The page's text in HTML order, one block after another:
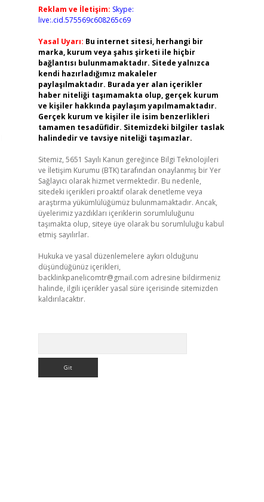
Reklam ve İletişim: Skype:
live:.cid.575569c608265c69
Yasal Uyarı: Bu internet sitesi, herhangi bir
marka, kurum veya şahıs şirketi ile hiçbir
bağlantısı bulunmamaktadır. Sitede yalnızca
kendi hazırladığımız makaleler
paylaşılmaktadır. Burada yer alan içerikler
haber niteliği taşımamakta olup, gerçek kurum
ve kişiler hakkında paylaşım yapılmamaktadır.
Gerçek kurum ve kişiler ile isim benzerlikleri
tamamen tesadüfidir. Sitemizdeki bilgiler taslak
halindedir ve tavsiye niteliği taşımazlar.
Sitemiz, 5651 Sayılı Kanun gereğince Bilgi Teknolojileri
ve İletişim Kurumu (BTK) tarafından onaylanmış bir Yer
Sağlayıcı olarak hizmet vermektedir. Bu nedenle,
sitedeki içerikleri proaktif olarak denetleme veya
araştırma yükümlülüğümüz bulunmamaktadır. Ancak,
üyelerimiz yazdıkları içeriklerin sorumluluğunu
taşımakta olup, siteye üye olarak bu sorumluluğu kabul
etmiş sayılırlar.
Hukuka ve yasal düzenlemelere aykırı olduğunu
düşündüğünüz içerikleri,
backlinkpanelicomtr@gmail.com adresine bildirmeniz
halinde, ilgili içerikler yasal süre içerisinde sitemizden
kaldırılacaktır.